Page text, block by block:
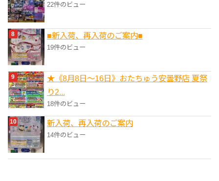
22件のビュー
■新入荷、再入荷のご案内■
19件のビュー
★《8月8日～16日》おたちゅう安曇野店 夏祭
り2...
18件のビュー
新入荷、再入荷のご案内
14件のビュー